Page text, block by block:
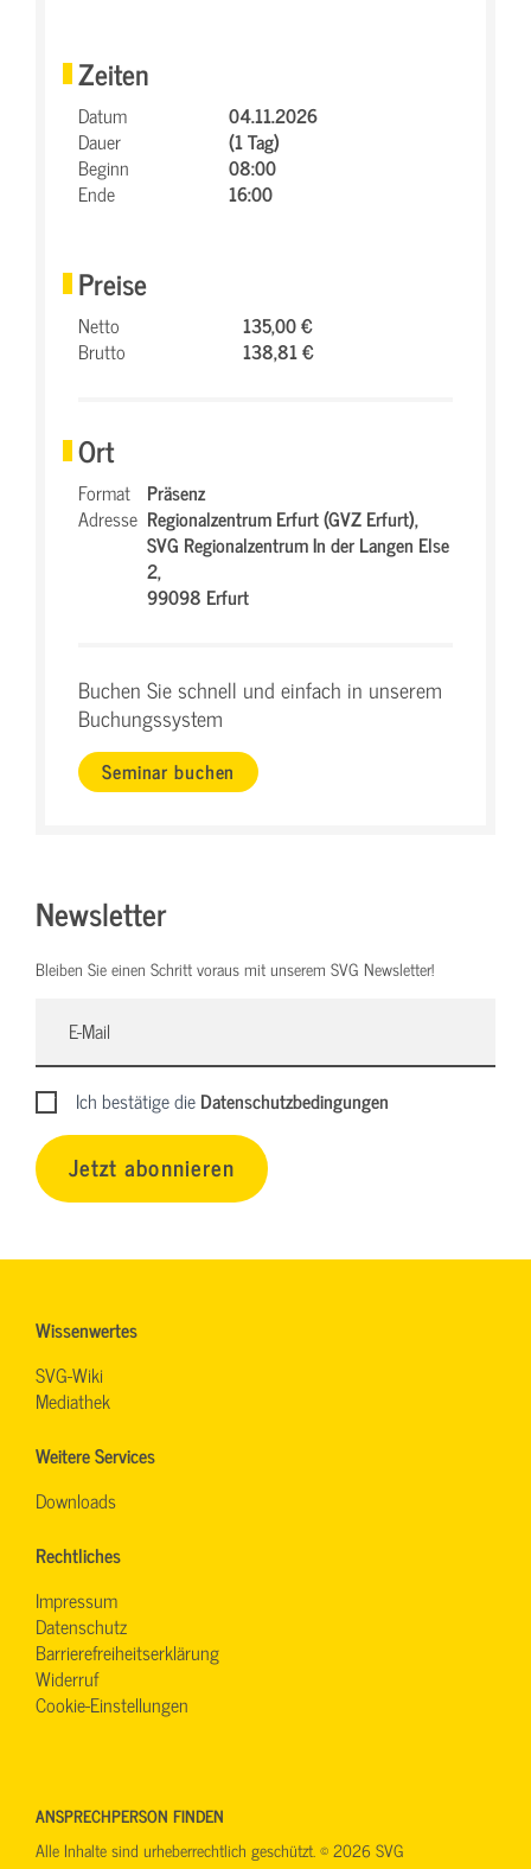
Zeiten
Datum
04.11.2026
Dauer
(1 Tag)
Beginn
08:00
Ende
16:00
Preise
Netto
135,00 €
Brutto
138,81 €
Ort
Format Präsenz
Adresse Regionalzentrum Erfurt (GVZ Erfurt),
SVG Regionalzentrum In der Langen Else
2,
99098 Erfurt
Buchen Sie schnell und einfach in unserem
Buchungssystem
Seminar buchen
Newsletter
Bleiben Sie einen Schritt voraus mit unserem SVG Newsletter!
Ich bestätige dieDatenschutzbedingungen
Jetzt abonnieren
Wissenwertes
SVG-Wiki
Mediathek
Weitere Services
Downloads
Rechtliches
Impressum
Datenschutz
Barrierefreiheitserklärung
Widerruf
Cookie-Einstellungen
ANSPRECHPERSON FINDEN
Alle Inhalte sind urheberrechtlich geschützt. © 2026 SVG